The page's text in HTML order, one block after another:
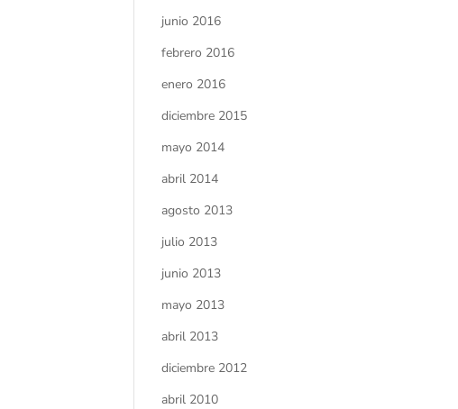
junio 2016
febrero 2016
enero 2016
diciembre 2015
mayo 2014
abril 2014
agosto 2013
julio 2013
junio 2013
mayo 2013
abril 2013
diciembre 2012
abril 2010